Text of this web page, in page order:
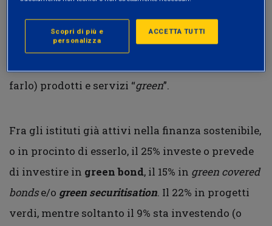
Ecco alcuni risultati: l’87%degli operatori
finanziari che hanno risposto al questionario
farlo) prodotti e servizi “green”.
Fra gli istituti già attivi nella finanza sostenibile,
o in procinto di esserlo, il 25% investe o prevede
di investire in green bond, il 15% in green covered
bondse/o green securitisation. Il 22% in progetti
verdi, mentre soltanto il 9% sta investendo (o
ACCETTA TUTTI
Scopri di più e
personalizza